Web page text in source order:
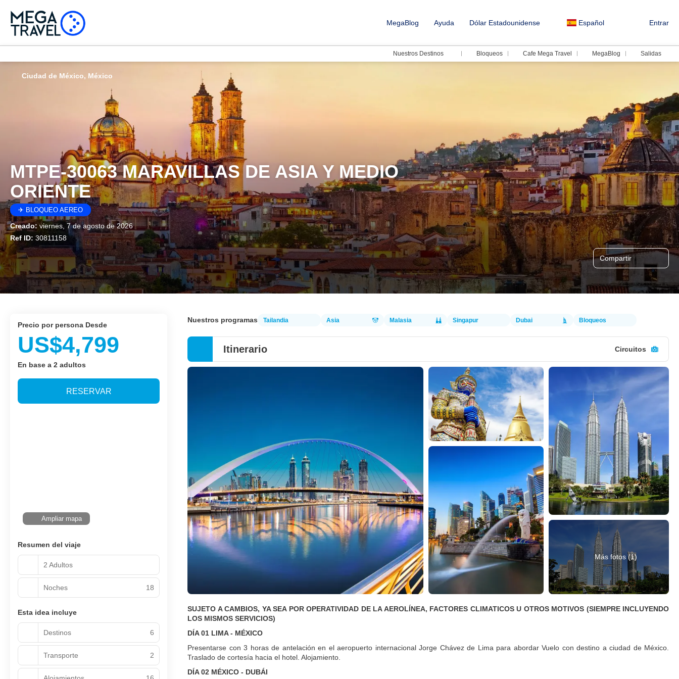
MegaBlog Ayuda Dólar Estadounidense Español Entrar
Nuestros Destinos Bloqueos Cafe Mega Travel MegaBlog Salidas
MTPE-30063 MARAVILLAS DE ASIA Y MEDIO
ORIENTE
✈ BLOQUEO AEREO
Creado:viernes, 7 de agosto de 2026
Ref ID: 30811158
Compartir
Ciudad de México, México
Nuestros programas Tailandia Asia Malasia Singapur Dubai Bloqueos
Itinerario Circuitos
Más fotos (1)
SUJETO A CAMBIOS, YA SEA POR OPERATIVIDAD DE LA AEROLÍNEA, FACTORES CLIMATICOS U OTROS MOTIVOS (SIEMPRE INCLUYENDO
LOS MISMOS SERVICIOS)
DÍA 01 LIMA - MÉXICO
Presentarse con 3 horas de antelación en el aeropuerto internacional Jorge Chávez de Lima para abordar Vuelo con destino a ciudad de México.
Traslado de cortesía hacia el hotel. Alojamiento.
DÍA 02 MÉXICO - DUBÁI
precio por persona Desde
US$4,799
En base a 2 adultos
RESERVAR
Ampliar mapa
Resumen del viaje
2 Adultos
Noches 18
Esta idea incluye
Destinos 6
Transporte 2